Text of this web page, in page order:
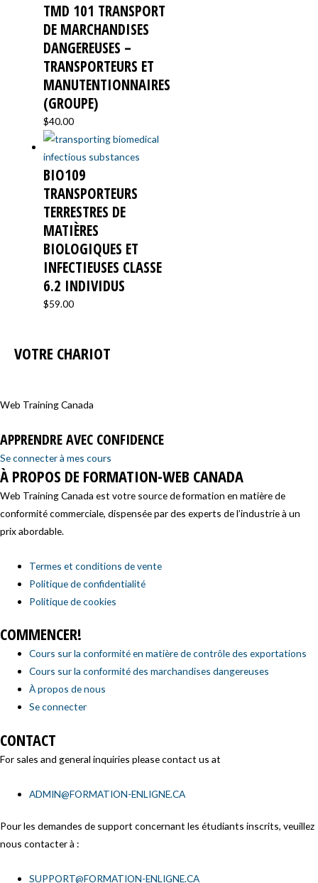
TMD 101 TRANSPORT
DE MARCHANDISES
DANGEREUSES –
TRANSPORTEURS ET
MANUTENTIONNAIRES
(GROUPE)
$40.00
BIO109
TRANSPORTEURS
TERRESTRES DE
MATIÈRES
BIOLOGIQUES ET
INFECTIEUSES CLASSE
6.2 INDIVIDUS
$59.00
VOTRE CHARIOT
Web Training Canada
APPRENDRE AVEC CONFIDENCE
Se connecter à mes cours
À PROPOS DE FORMATION-WEB CANADA
Web Training Canada est votre source de formation en matière de
conformité commerciale, dispensée par des experts de l’industrie à un
prix abordable.
Termes et conditions de vente
Politique de confidentialité
Politique de cookies
COMMENCER!
Cours sur la conformité en matière de contrôle des exportations
Cours sur la conformité des marchandises dangereuses
À propos de nous
Se connecter
CONTACT
For sales and general inquiries please contact us at
ADMIN@FORMATION-ENLIGNE.CA
Pour les demandes de support concernant les étudiants inscrits, veuillez
nous contacter à :
SUPPORT@FORMATION-ENLIGNE.CA